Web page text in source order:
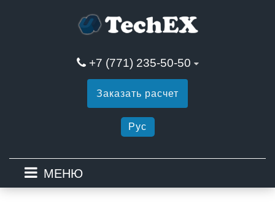
+7 (771) 235-50-50
Заказать расчет
Рус
МЕНЮ